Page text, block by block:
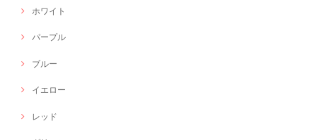
ホワイト
パープル
ブルー
イエロー
レッド